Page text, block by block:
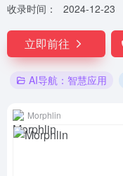
收录时间： 2024-12-23
立即前往
AI导航：智慧应用
Morphlin